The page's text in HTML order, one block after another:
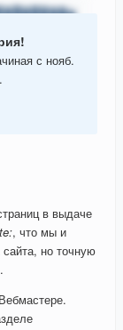
с нояб.
в выдаче
, что мы и
но точную